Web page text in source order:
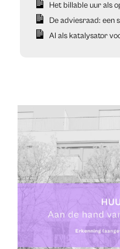
Het billable uur als
De adviesraad: een
AI als katalysator